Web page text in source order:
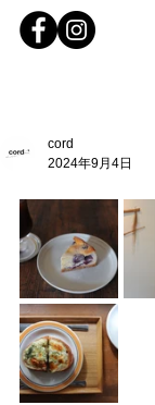
cord
2024年9月4日